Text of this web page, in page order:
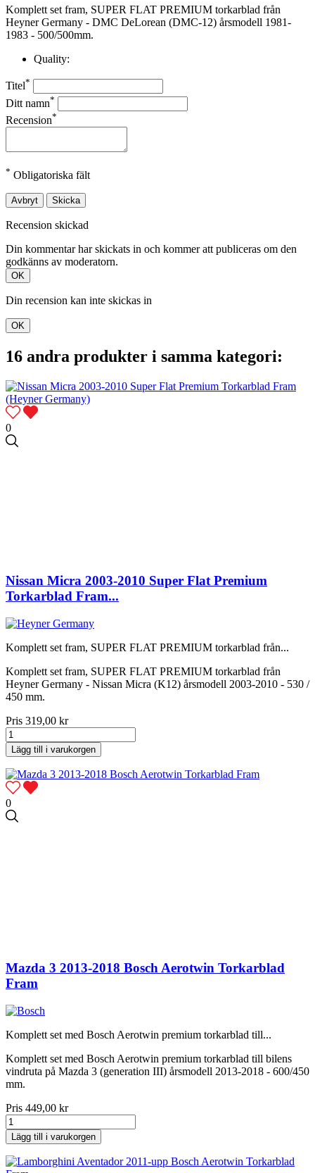
Komplett set fram, SUPER FLAT PREMIUM torkarblad från
Heyner Germany - DMC DeLorean (DMC-12) årsmodell 1981-
1983 - 500/500mm.
Quality:
Titel*
Ditt namn*
Recension*
* Obligatoriska fält
Avbryt Skicka
Recension skickad
Din kommentar har skickats in och kommer att publiceras om den
godkänns av moderatorn.
OK
Din recension kan inte skickas in
OK
16 andra produkter i samma kategori:
0
Nissan Micra 2003-2010 Super Flat Premium
Torkarblad Fram...
Komplett set fram, SUPER FLAT PREMIUM torkarblad från...
Komplett set fram, SUPER FLAT PREMIUM torkarblad från
Heyner Germany - Nissan Micra (K12) årsmodell 2003-2010 - 530 /
450 mm.
Pris 319,00 kr
Lägg till i varukorgen
0
Mazda 3 2013-2018 Bosch Aerotwin Torkarblad
Fram
Komplett set med Bosch Aerotwin premium torkarblad till...
Komplett set med Bosch Aerotwin premium torkarblad till bilens
vindruta på Mazda 3 (generation III) årsmodell 2013-2018 - 600/450
mm.
Pris 449,00 kr
Lägg till i varukorgen